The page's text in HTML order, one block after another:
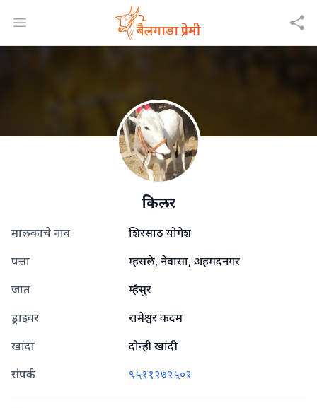
Open menu
किलर
मालकाचे नाव
शिरसाठ योगेश
पत्ता
म्हसले, नेवासा, अहमदनगर
जात
म्हैसुर
ड्राइवर
रामेश्वर कदम
खांदा
दोन्ही खांदी
संपर्क
९५११२७२५०२